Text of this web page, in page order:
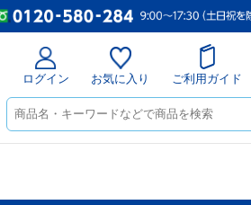
ログイン お気に入り ご利用ガイド